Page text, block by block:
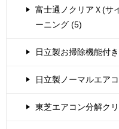
富士通ノクリアＸ(サ
ーニング (5)
日立製お掃除機能付
日立製ノーマルエア
東芝エアコン分解ク